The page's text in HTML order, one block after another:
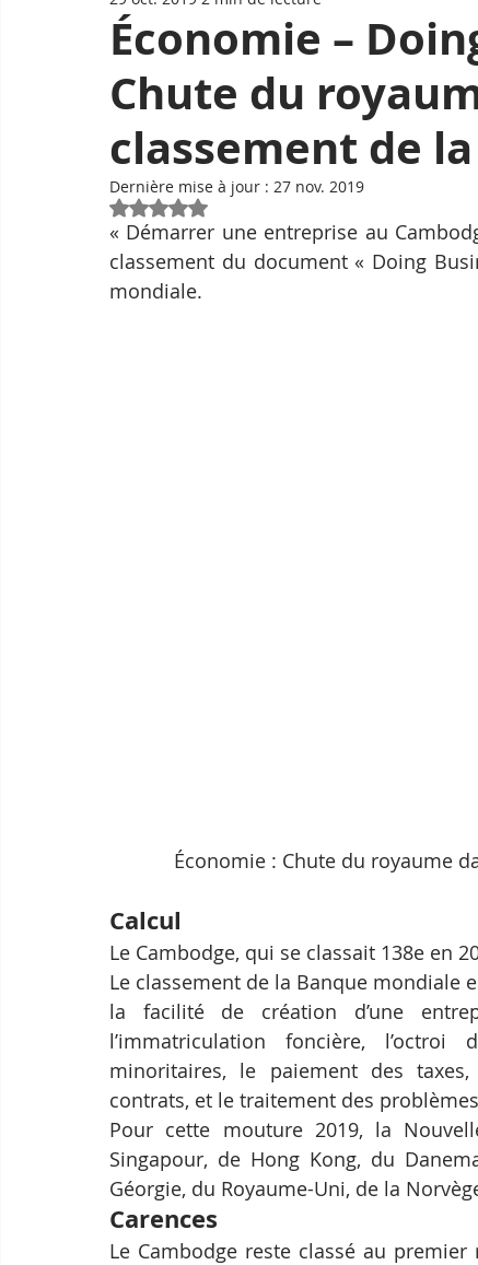
Économie –
Chute du
classement de
Dernière mise à jour : 27 nov. 2019
Noté NaN étoiles sur 5.
« Démarrer une entreprise au
classement du document « Doing
mondiale.
Économie : Chute du royaume
Calcul
Le Cambodge, qui se classait 138e en
Le classement de la Banque mondiale
la facilité de création d’une
l’immatriculation foncière,
minoritaires, le paiement des
contrats, et le traitement des
Pour cette mouture 2019, la
Singapour, de Hong Kong, du
Géorgie, du Royaume-Uni, de la
Carences
Le Cambodge reste classé au